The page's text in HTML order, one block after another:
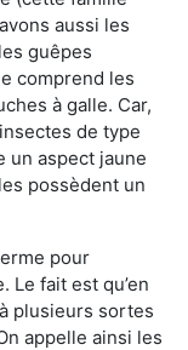
aussi les
guêpes
comprend les
à galle. Car,
de type
un aspect jaune
possèdent un
pour
fait est qu’en
plusieurs sortes
appelle ainsi les